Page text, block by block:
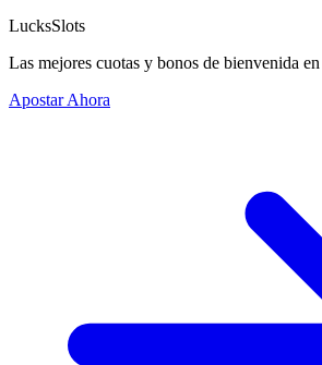
LucksSlots
Las mejores cuotas y bonos de bienvenida
Apostar Ahora